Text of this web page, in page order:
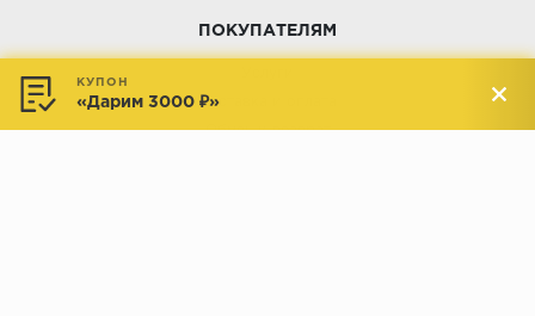
ПОКУПАТЕЛЯМ
Доставка и оплата
Обмен и возврат
КУПОН
«Дарим 3000 ₽»